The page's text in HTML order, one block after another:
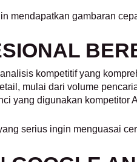
mendapatkan gambaran
kompetitif yang
mulai dari volume
yang digunakan kompetitor
serius ingin menguasai